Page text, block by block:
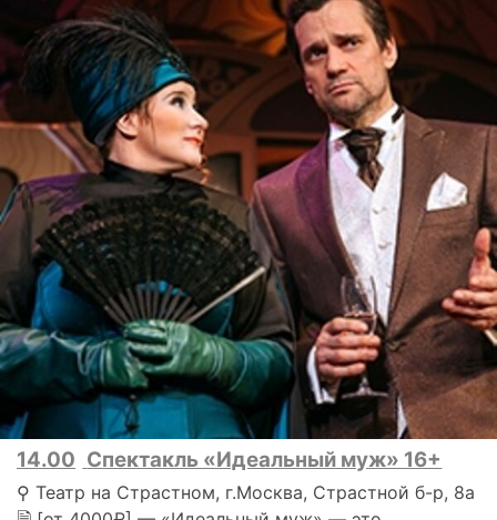
14.00 Спектакль «Идеальный муж» 16+
⚲ Театр на Страстном, г.Москва, Страстной б-р, 8а